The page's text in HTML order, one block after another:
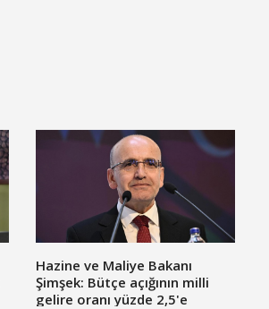
Hazine ve Maliye Bakanı
Şimşek: Bütçe açığının milli
gelire oranı yüzde 2,5'e